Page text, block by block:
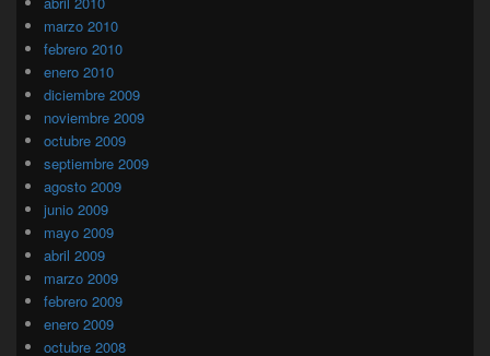
marzo 2010
febrero 2010
enero 2010
diciembre 2009
noviembre 2009
octubre 2009
septiembre 2009
agosto 2009
junio 2009
mayo 2009
abril 2009
marzo 2009
febrero 2009
enero 2009
octubre 2008